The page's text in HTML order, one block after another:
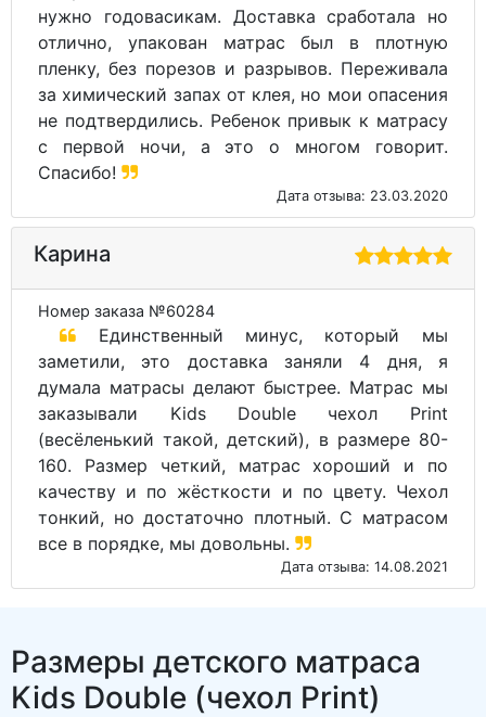
нужно годовасикам. Доставка сработала но
отлично, упакован матрас был в плотную
пленку, без порезов и разрывов. Переживала
за химический запах от клея, но мои опасения
не подтвердились. Ребенок привык к матрасу
с первой ночи, а это о многом говорит.
Спасибо!
Дата отзыва: 23.03.2020
Карина
Номер заказа №60284
Единственный минус, который мы
заметили, это доставка заняли 4 дня, я
думала матрасы делают быстрее. Матрас мы
заказывали Kids Double чехол Print
(весёленький такой, детский), в размере 80-
160. Размер четкий, матрас хороший и по
качеству и по жёсткости и по цвету. Чехол
тонкий, но достаточно плотный. С матрасом
все в порядке, мы довольны.
Дата отзыва: 14.08.2021
Размеры детского матраса
Kids Double (чехол Print)